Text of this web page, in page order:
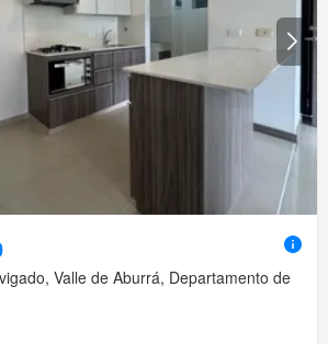
Valle de Aburrá, Departamento de